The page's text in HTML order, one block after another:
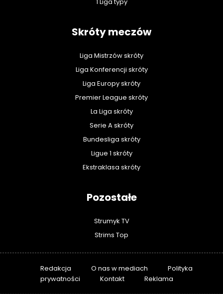
Skróty meczów
Liga Mistrzów skróty
Liga Konferencji skróty
Liga Europy skróty
Premier League skróty
La Liga skróty
Serie A skróty
Bundesliga skróty
Ligue 1 skróty
Ekstraklasa skróty
Pozostałe
Strumyk TV
Strims Top
Redakcja O nas w mediach
Polityka
prywatności
Kontakt Reklama